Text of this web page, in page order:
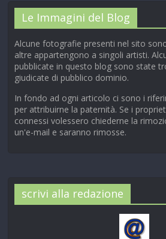
Le Immagini del Blog
Alcune fotografie presenti nel sito
altre appartengono a singoli artisti.
pubblicate in questo blog sono state
giudicate di pubblico dominio.
In fondo ad ogni articolo ci sono i
per attribuirne la paternità. Se i
connessi volessero chiederne la
un'e-mail e saranno rimosse.
scrivi alla redazione